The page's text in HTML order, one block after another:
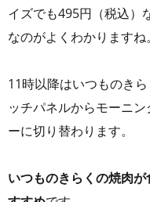
イズでも495円（税込）
なのがよくわかりますね。
11時以降はいつものき
ッチパネルからモーニ
ーに切り替わります。
いつものきらくの焼肉